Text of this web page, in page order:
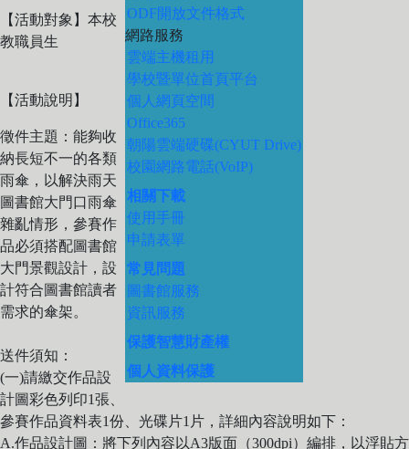
ODF開放文件格式
網路服務
雲端主機租用
學校暨單位首頁平台
個人網頁空間
Office365
朝陽雲端硬碟(CYUT Drive)
校園網路電話(VoIP)
相關下載
使用手冊
申請表單
常見問題
圖書館服務
資訊服務
保護智慧財產權
個人資料保護
【活動對象】本校
教職員生
【活動說明】
徵件主題：能夠收
納長短不一的各類
雨傘，以解決雨天
圖書館大門口雨傘
雜亂情形，參賽作
品必須搭配圖書館
大門景觀設計，設
計符合圖書館讀者
需求的傘架。
送件須知：
(一)請繳交作品設
計圖彩色列印1張、
參賽作品資料表1份、光碟片1片，詳細內容說明如下：
A.作品設計圖：將下列內容以A3版面（300dpi）編排，以浮貼